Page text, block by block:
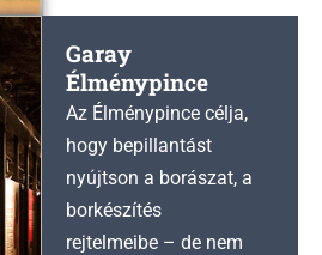
Garay
Élménypince
Az Élménypince célja,
hogy bepillantást
nyújtson a borászat, a
borkészítés
rejtelmeibe – de nem